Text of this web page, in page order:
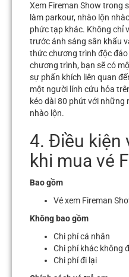
Xem Fireman Show trong
làm parkour, nhào lộn
phức tạp khác. Không chỉ
trước ánh sáng sân khấu
thức chương trình độc
chương trình, bạn sẽ có
sự phấn khích liên quan
một người lính cứu hỏa
kéo dài 80 phút với những
nhào lộn.
4. Điều kiện
khi mua vé
Bao gồm
Vé xem Fireman
Không bao gồm
Chi phí cá nhân
Chi phí khác không
Chi phí đi lại